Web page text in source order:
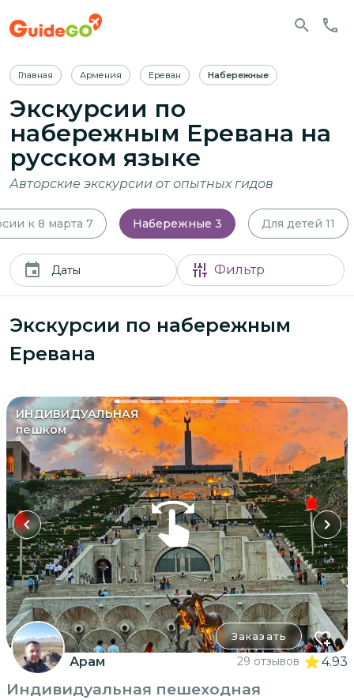
Главная Армения Ереван Набережные
Экскурсии по
набережным Еревана на
русском языке
Авторские экскурсии от опытных гидов
к 8 марта 7 Набережные 3 Для детей 11
Даты Фильтр
Экскурсии по набережным
Еревана
ИНДИВИДУАЛЬНАЯ
пешком
Заказать
Арам 29 отзывов 4.93
Индивидуальная пешеходная